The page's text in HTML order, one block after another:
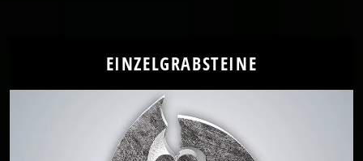
EINZELGRABSTEINE